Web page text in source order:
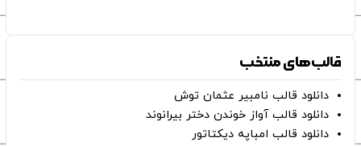
قالب‌های منتخب
دانلود قالب نامبیر عثمان ‌توش
دانلود قالب آواز خوندن دختر بیرانوند
دانلود قالب امباپه دیکتاتور